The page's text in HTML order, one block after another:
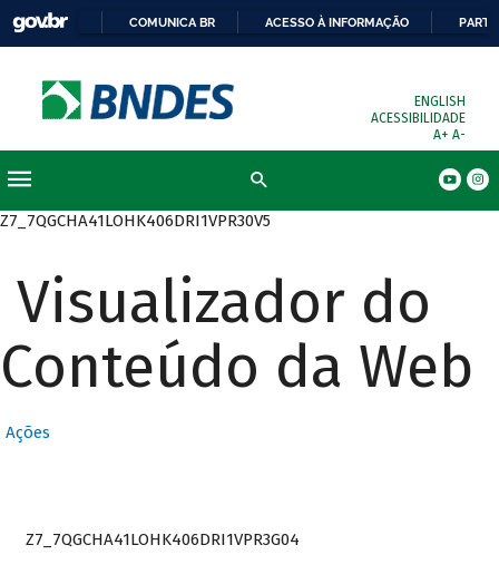
COMUNICA BR ACESSO À INFORMAÇÃO
ENGLISH
ACESSIBILIDADE
A+ A-
Z7_7QGCHA41LOHK406DRI1VPR30V5
Visualizador do
Conteúdo da Web
Ações
Z7_7QGCHA41LOHK406DRI1VPR3G04